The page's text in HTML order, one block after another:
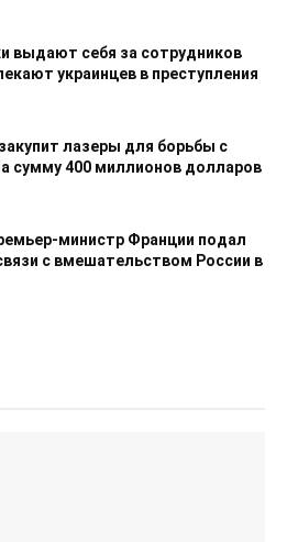
выдают себя за сотрудников
украинцев в преступления
лазеры для борьбы с
сумму 400 миллионов долларов
министр Франции подал
с вмешательством России в